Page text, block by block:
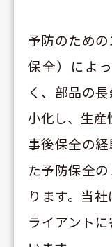
予防のため
保全）によ
く、部品の
小化し、生産
事後保全の
た予防保全
ります。当
ライアント